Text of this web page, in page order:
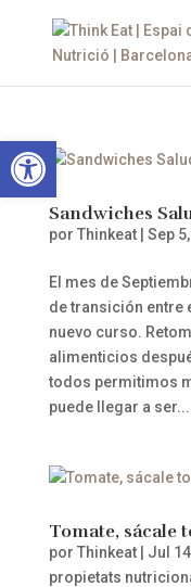
Abrir barra de
Sandwiches
por Thinkeat| Sep
El mes de
de transición entre
nuevo curso.
alimenticios
todos permitimos
puede llegar a ser...
Tomate, sácale
por Thinkeat| Jul
propietats